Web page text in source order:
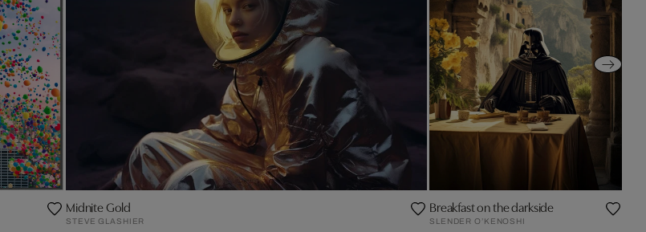
Midnite Gold
STEVE GLASHIER
Breakfast on the darkside
SLENDER O’KENOSHI